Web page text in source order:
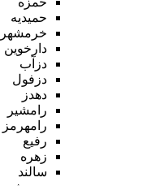
حمیدیه
خرمشهر
دارخوین
دزآب
دزفول
دهدز
رامشیر
رامهرمز
رفیع
زهره
سالند